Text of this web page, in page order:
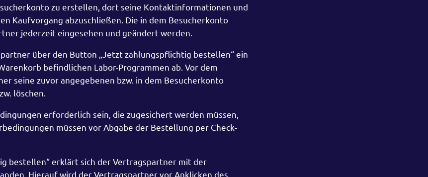
zu erstellen, dort seine Kontaktinformationen und
Kaufvorgang abzuschließen. Die in dem Besucherkonto
jederzeit eingesehen und geändert werden.
über den Button „Jetzt zahlungspflichtig bestellen“ ein
befindlichen Labor-Programmen ab. Vor dem
seine zuvor angegebenen bzw. in dem Besucherkonto
löschen.
erforderlich sein, die zugesichert werden müssen,
müssen vor Abgabe der Bestellung per Check-
bestellen“ erklärt sich der Vertragspartner mit der
Hierauf wird der Vertragspartner vor Anklicken des